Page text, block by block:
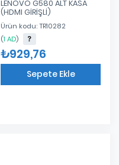
LENOVO G580 ALT KASA
(HDMI GİRİŞLİ)
Ürün kodu: TR10282
(1 AD)
₺929,76
Sepete Ekle